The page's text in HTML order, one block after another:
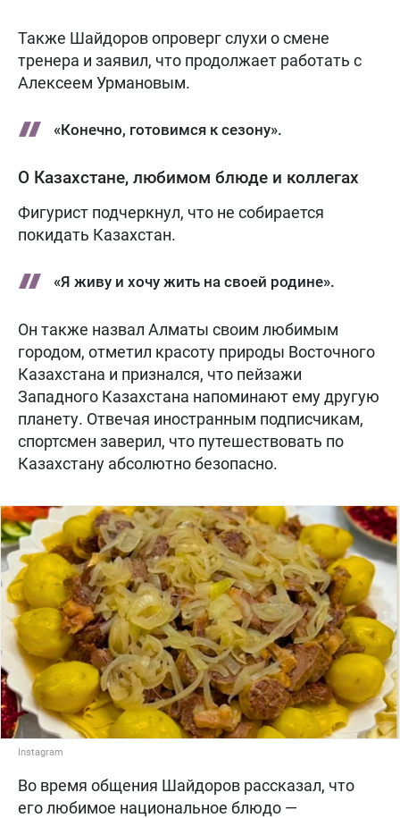
Также Шайдоров опроверг слухи о смене
тренера и заявил, что продолжает работать с
Алексеем Урмановым.
«Конечно, готовимся к сезону».
О Казахстане, любимом блюде и коллегах
Фигурист подчеркнул, что не собирается
покидать Казахстан.
«Я живу и хочу жить на своей родине».
Он также назвал Алматы своим любимым
городом, отметил красоту природы Восточного
Казахстана и признался, что пейзажи
Западного Казахстана напоминают ему другую
планету. Отвечая иностранным подписчикам,
спортсмен заверил, что путешествовать по
Казахстану абсолютно безопасно.
Instagram
Во время общения Шайдоров рассказал, что
его любимое национальное блюдо —